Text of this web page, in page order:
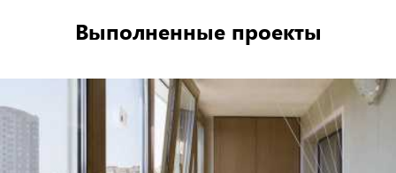
Выполненные проекты